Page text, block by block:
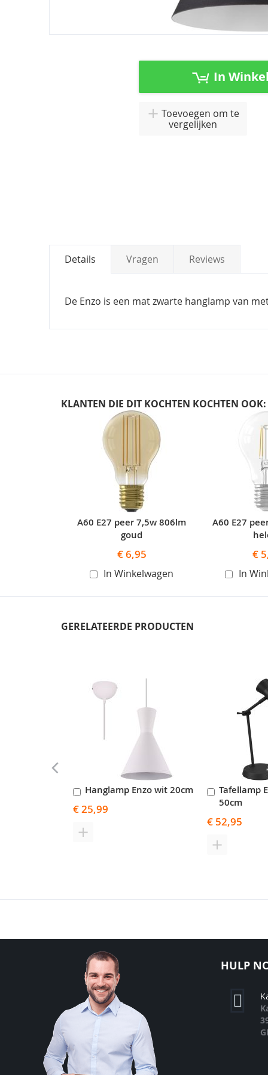
In
Toevoegen om te
vergelijken
Details Vragen Reviews
De Enzo is een mat zwarte hanglamp van
KLANTEN DIE DIT KOCHTEN KOCHTEN OOK:
carousel
A60 E27 peer 7,5w 806lm
goud
€ 6,95
In Winkelwagen
A60 E27
€
In
GERELATEERDE PRODUCTEN
Hanglamp Enzo wit 20cm
€ 25,99
In
Winkelwagen
TOEVOEGEN
Tafellamp
50cm
€ 52,95
In
TOEVOEGEN
HULP